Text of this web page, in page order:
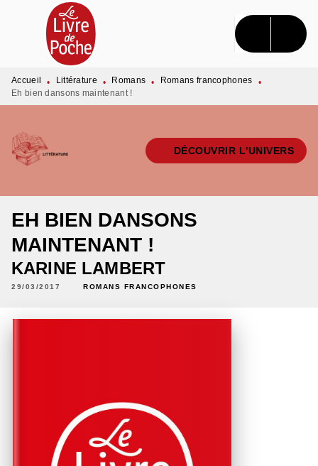
MENU RECHERCHE CONTENU
PIED DE PAGE
Accueil • Littérature • Romans • Romans francophones
•
Eh bien dansons maintenant !
DÉCOUVRIR L'UNIVERS
EH BIEN DANSONS
MAINTENANT !
KARINE LAMBERT
29/03/2017 ROMANS FRANCOPHONES